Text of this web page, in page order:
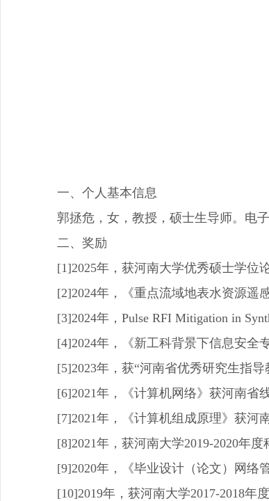
一、个人基本信息
郭拯危，女，教授，硕士生导师。电
二、奖励
[1]2025年，获河南大学优秀硕士学位
[2]2024年，《重点流域地表水资源遥
[3]2024年，Pulse RFI Mitigation in
[4]2024年，《新工科背景下信息安全
[5]2023年，获“河南省优秀研究生指导
[6]2021年，《计算机网络》获河南省
[7]2021年，《计算机组成原理》获河
[8]2021年，获河南大学2019-2020年度
[9]2020年，《毕业设计（论文）网络
[10]2019年，获河南大学2017-2018年